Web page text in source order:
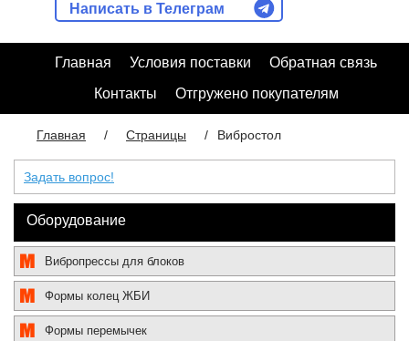
Написать в Телеграм
Главная Условия поставки
Обратная связь
Контакты
Отгружено покупателям
Главная / Страницы / Вибростол
Задать вопрос!
Оборудование
Вибропрессы для блоков
Формы колец ЖБИ
Формы перемычек